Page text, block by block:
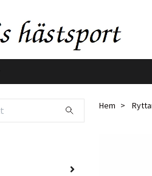
Hem